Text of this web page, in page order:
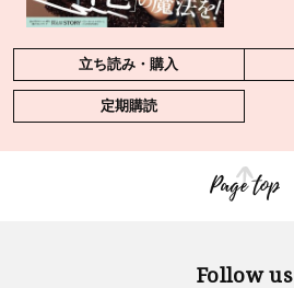
立ち読み・購入
定期購読
Page top
Follow us